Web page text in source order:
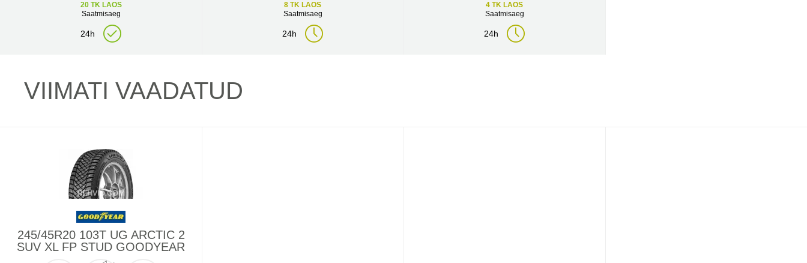
20 TK LAOS
Saatmisaeg
24h
8 TK LAOS
Saatmisaeg
24h
4 TK LAOS
Saatmisaeg
24h
VIIMATI VAADATUD
245/45R20 103T UG ARCTIC 2
SUV XL FP STUD GOODYEAR